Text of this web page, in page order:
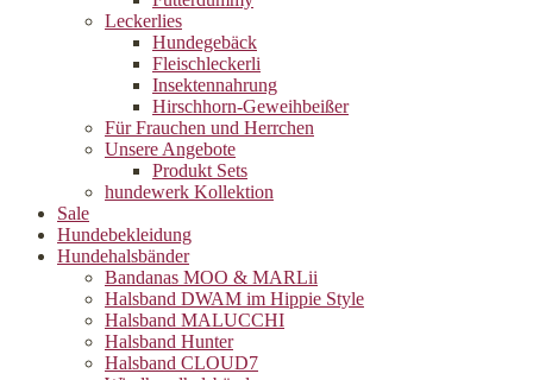
Leckerlies
Hundegebäck
Fleischleckerli
Insektennahrung
Hirschhorn-Geweihbeißer
Für Frauchen und Herrchen
Unsere Angebote
Produkt Sets
hundewerk Kollektion
Sale
Hundebekleidung
Hundehalsbänder
Bandanas MOO & MARLii
Halsband DWAM im Hippie Style
Halsband MALUCCHI
Halsband Hunter
Halsband CLOUD7